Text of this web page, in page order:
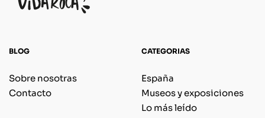
BLOG
Sobre nosotras
Contacto
CATEGORIAS
España
Museos y exposiciones
Lo más leído